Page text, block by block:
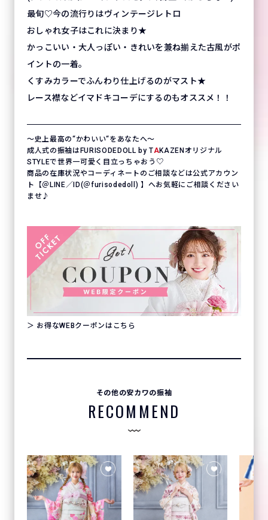
最旬♡今の流行りはヴィンテージレトロ
おしゃれ女子はこれに決まり★
かっこいい・大人っぽい・きれいを兼ね揃えた古風がポ
イントの一着。
くすみカラーでふんわり仕上げるのがマスト★
レース襟などイマドキコーデにするのもオススメ！！
〜史上最高の“かわいい“をあなたへ〜
成人式の振袖はFURISODEDOLL by TAKAZENオリジナル
STYLEで世界一可愛く目立っちゃおう♡
商品の在庫状況やコーディネートのご相談などは公式アカウン
ト【＠LINE／ID(＠furisodedoll) 】へお気軽にご相談ください
ませ♪
＞ お得なWEBクーポンはこちら
その他の安カワの振袖
RECOMMEND